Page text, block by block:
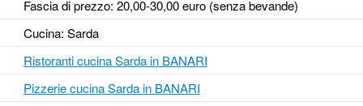
Fascia di prezzo: 20,00-30,00 euro (senza bevande)
Cucina: Sarda
Ristoranti cucina Sarda in BANARI
Pizzerie cucina Sarda in BANARI